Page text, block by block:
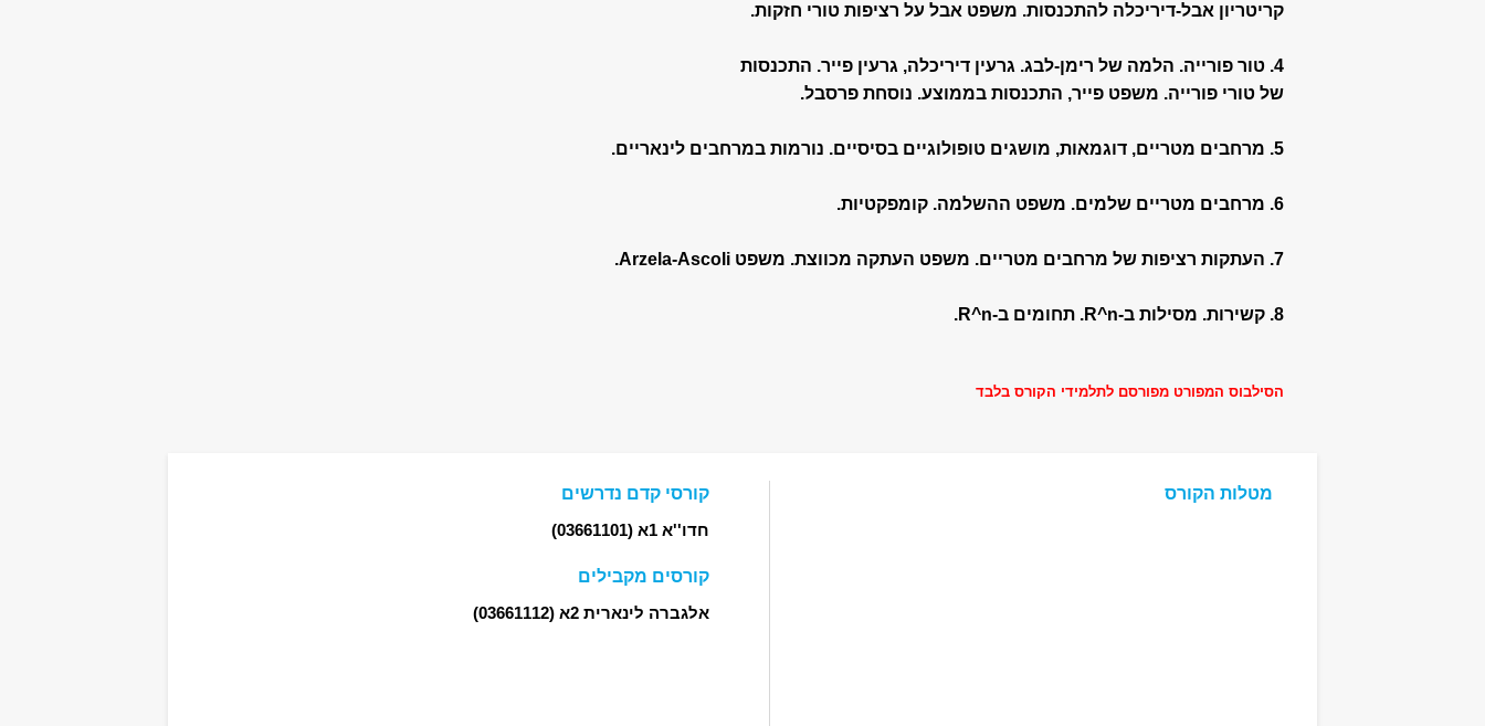
קריטריון אבל-דיריכלה להתכנסות. משפט אבל על רציפות טורי חזקות.
4. טור פורייה. הלמה של רימן-לבג. גרעין דיריכלה, גרעין פייר. התכנסות
של טורי פורייה. משפט פייר, התכנסות בממוצע. נוסחת פרסבל.
5. מרחבים מטריים, דוגמאות, מושגים טופולוגיים בסיסיים. נורמות במרחבים לינאריים.
6. מרחבים מטריים שלמים. משפט ההשלמה. קומפקטיות.
7. העתקות רציפות של מרחבים מטריים. משפט העתקה מכווצת. משפט Arzela-Ascoli.
8. קשירות. מסילות ב-R^n. תחומים ב-R^n.
הסילבוס המפורט מפורסם לתלמידי הקורס בלבד
מטלות הקורס
קורסי קדם נדרשים
חדו''א 1א
(03661101)
קורסים מקבילים
אלגברה לינארית 2א
(03661112)